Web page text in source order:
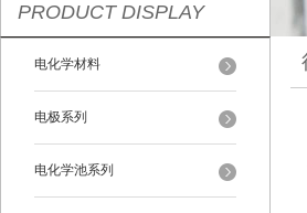
PRODUCT DISPLAY
电化学材料
电极系列
电化学池系列